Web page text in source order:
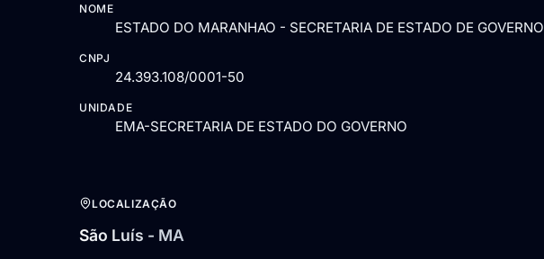
NOME
ESTADO DO MARANHAO - SECRETARIA DE ESTADO DE GOVERNO
CNPJ
24.393.108/0001-50
UNIDADE
EMA-SECRETARIA DE ESTADO DO GOVERNO
LOCALIZAÇÃO
São Luís - MA